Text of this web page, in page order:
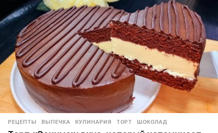
РЕЦЕПТЫ ВЫПЕЧКА ,КУЛИНАРИЯ ,ТОРТ ,ШОКОЛАД